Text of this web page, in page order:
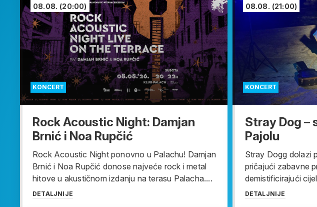
KONCERT
08.08. (20:00)
Rock Acoustic Night: Damjan
Brnić i Noa Rupčić
Rock Acoustic Night ponovno u Palachu! Damjan
Brnić i Noa Rupčić donose najveće rock i metal
hitove u akustičnom izdanju na terasu Palacha....
DETALJNIJE
KONCERT
08.08. (21:00)
Stray Dog –
Pajolu
Stray Dogg dolazi
pričajući zabavne
demistificirajući
DETALJNIJE